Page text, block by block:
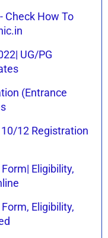
Check How To
UG/PG
(Entrance
12 Registration
Eligibility,
Eligibility,